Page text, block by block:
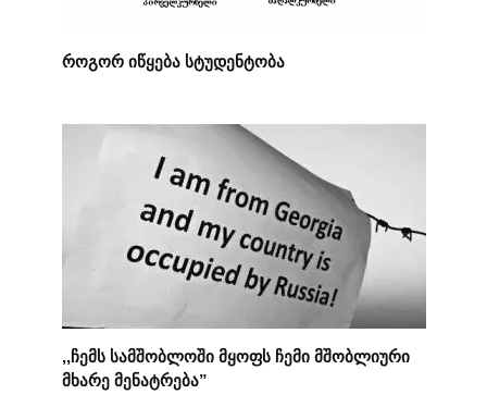
როგორ იწყება სტუდენტობა
,,ჩემს სამშობლოში მყოფს ჩემი მშობლიური
მხარე მენატრება”